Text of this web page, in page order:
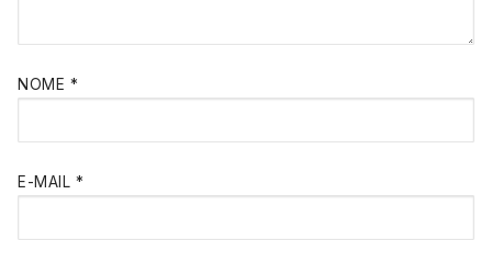
NOME *
E-MAIL *